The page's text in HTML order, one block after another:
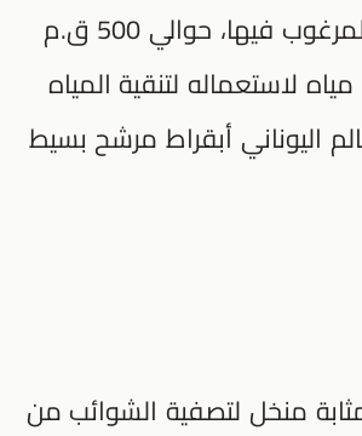
والشوائب غير المرغوب فيها، حوالي 500 ق.م
لاستعماله لتنقية المياه
اليوناني أبقراط مرشح بسيط
منخل لتصفية الشوائب من